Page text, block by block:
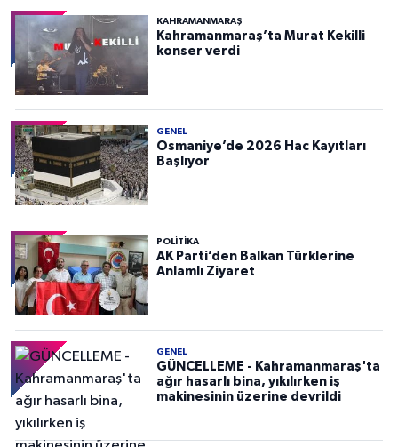
KAHRAMANMARAŞ
Kahramanmaraş’ta Murat Kekilli
konser verdi
GENEL
Osmaniye’de 2026 Hac Kayıtları
Başlıyor
POLITIKA
AK Parti’den Balkan Türklerine
Anlamlı Ziyaret
GENEL
GÜNCELLEME - Kahramanmaraş'ta
ağır hasarlı bina, yıkılırken iş
makinesinin üzerine devrildi